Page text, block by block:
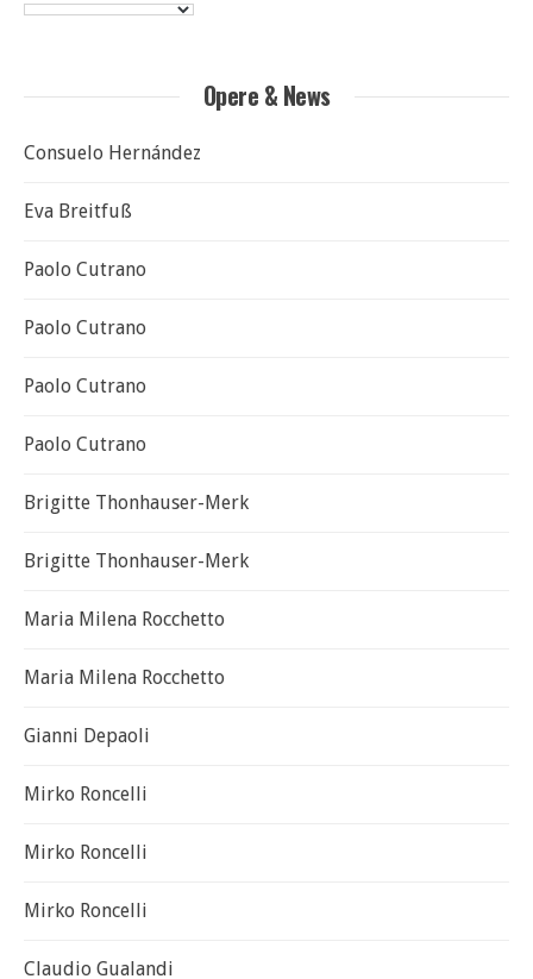
Opere & News
Consuelo Hernández
Eva Breitfuß
Paolo Cutrano
Paolo Cutrano
Paolo Cutrano
Paolo Cutrano
Brigitte Thonhauser-Merk
Brigitte Thonhauser-Merk
Maria Milena Rocchetto
Maria Milena Rocchetto
Gianni Depaoli
Mirko Roncelli
Mirko Roncelli
Mirko Roncelli
Claudio Gualandi